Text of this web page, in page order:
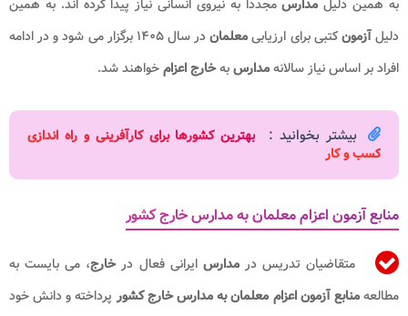
به همین دلیل مدارسمجددا به نیروی انسانی نیاز پیدا کرده اند. به همین
دلیلآزمونکتبی برای ارزیابیمعلمان
در سال ۱۴۰۵ برگزار می شود و در ادامه
افراد بر اساس نیاز سالانهمدارسبهخارج اعزامخواهند شد.
بیشتر بخوانید :
بهترین کشورها برای کارآفرینی و راه اندازی
کسب و کار
منابع آزمون اعزام معلمان به مدارس خارج کشور
متقاضیان تدریس درمدارسایرانی فعال درخارج، می بایست به
مطالعهمنابع آزمون اعزام معلمان به مدارس خارج کشورپرداخته و دانش خود